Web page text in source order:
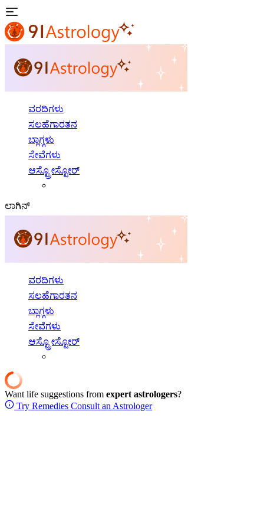
ವರದಿಗಳು
ಸಲಹೆಗಾರತನ
ಬ್ಲಾಗ್ಗಳು
ಸೇವೆಗಳು
ಆಸ್ಟ್ರೋಸ್ಟೋರ್
ಲಾಗಿನ್
ವರದಿಗಳು
ಸಲಹೆಗಾರತನ
ಬ್ಲಾಗ್ಗಳು
ಸೇವೆಗಳು
ಆಸ್ಟ್ರೋಸ್ಟೋರ್
Want life suggestions from expert astrologers?
Try Remedies Consult an Astrologer